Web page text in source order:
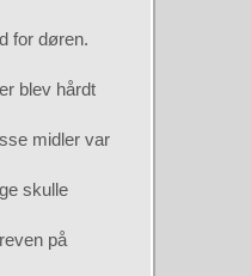
for døren.
blev hårdt
midler var
skulle
på